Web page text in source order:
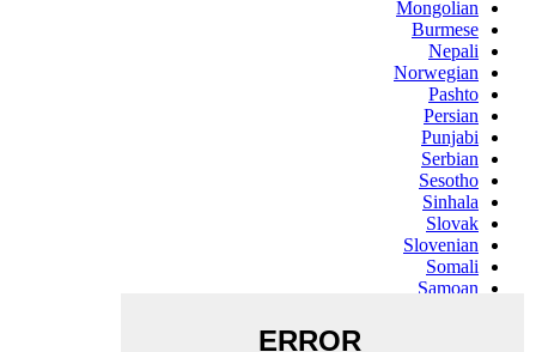
Mongolian
Burmese
Nepali
Norwegian
Pashto
Persian
Punjabi
Serbian
Sesotho
Sinhala
Slovak
Slovenian
Somali
Samoan